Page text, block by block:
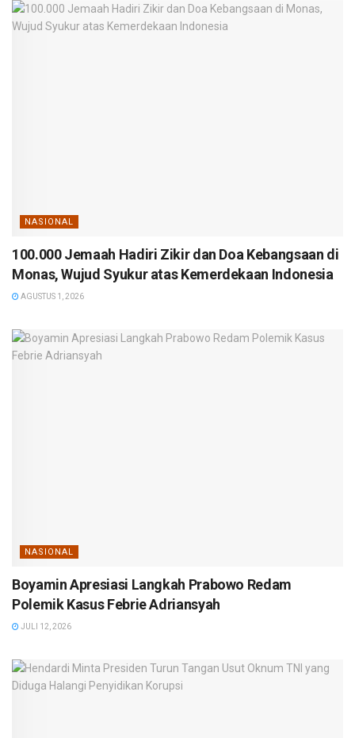
NASIONAL
100.000 Jemaah Hadiri Zikir dan Doa Kebangsaan di
Monas, Wujud Syukur atas Kemerdekaan Indonesia
AGUSTUS 1, 2026
NASIONAL
Boyamin Apresiasi Langkah Prabowo Redam
Polemik Kasus Febrie Adriansyah
JULI 12, 2026